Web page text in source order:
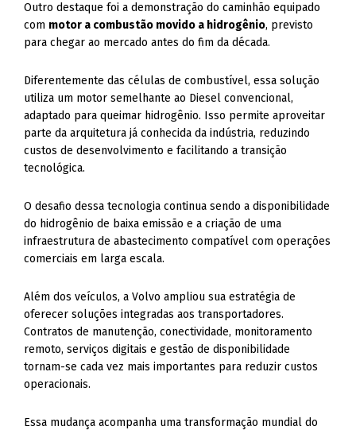
Outro destaque foi a demonstração do caminhão equipado
com motor a combustão movido a hidrogênio, previsto
para chegar ao mercado antes do fim da década.
Diferentemente das células de combustível, essa solução
utiliza um motor semelhante ao Diesel convencional,
adaptado para queimar hidrogênio. Isso permite aproveitar
parte da arquitetura já conhecida da indústria, reduzindo
custos de desenvolvimento e facilitando a transição
tecnológica.
O desafio dessa tecnologia continua sendo a disponibilidade
do hidrogênio de baixa emissão e a criação de uma
infraestrutura de abastecimento compatível com operações
comerciais em larga escala.
Além dos veículos, a Volvo ampliou sua estratégia de
oferecer soluções integradas aos transportadores.
Contratos de manutenção, conectividade, monitoramento
remoto, serviços digitais e gestão de disponibilidade
tornam-se cada vez mais importantes para reduzir custos
operacionais.
Essa mudança acompanha uma transformação mundial do